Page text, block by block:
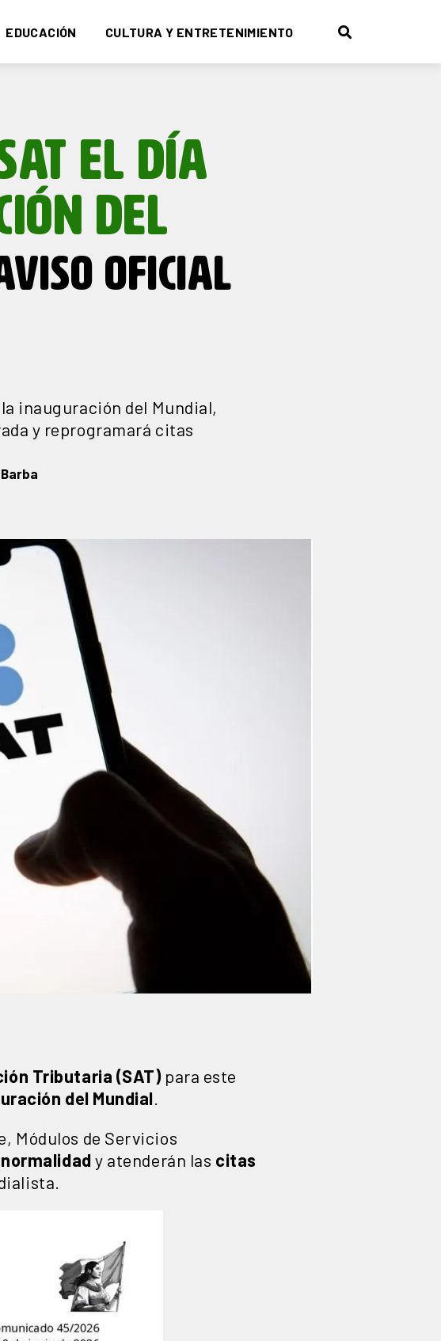
EDUCACIÓN CULTURA Y ENTRETENIMIENTO
EL DÍA
DEL
OFICIAL
inauguración del Mundial,
y reprogramará citas
Tributaria (SAT) para este
del Mundial
Módulos de Servicios
normalidady atenderán las citas